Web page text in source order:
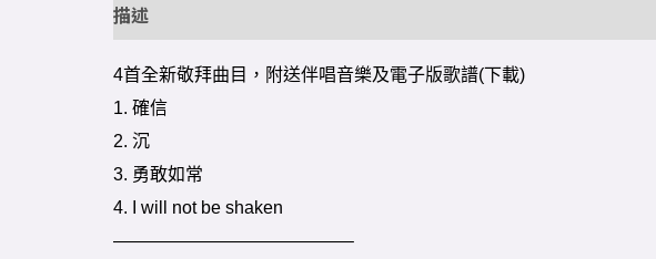
描述
4首全新敬拜曲目，附送伴唱音樂及電子版歌譜(下載)
1. 確信
2. 沉
3. 勇敢如常
4. I will not be shaken
—————————————–